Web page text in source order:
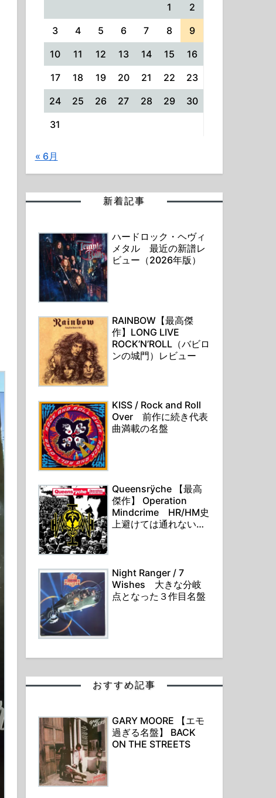
1
2
3
4 5 6 7 8
9
10
11 12 13 14 15
16
17
18 19 20 21 22
23
24
25 26 27 28 29
30
31
« 6月
新着記事
ハードロック・ヘヴィ
メタル 最近の新譜レ
ビュー（2026年版）
RAINBOW【最高傑
作】LONG LIVE
ROCK’N’ROLL（バビロ
ンの城門）レビュー
KISS / Rock and Roll
Over 前作に続き代表
曲満載の名盤
Queensrÿche 【最高
傑作】 Operation
Mindcrime HR/HM史
上避けては通れない通
Night Ranger / 7
Wishes 大きな分岐
点となった３作目名盤
おすすめ記事
GARY MOORE 【エモ
過ぎる名盤】 BACK
ON THE STREETS